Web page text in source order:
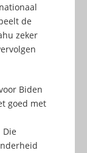
de
zeker
Biden
goed met
Die